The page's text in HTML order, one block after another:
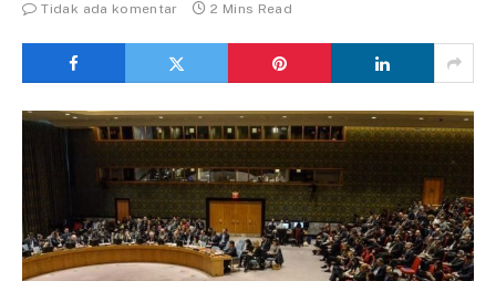
Tidak ada komentar
2 Mins Read